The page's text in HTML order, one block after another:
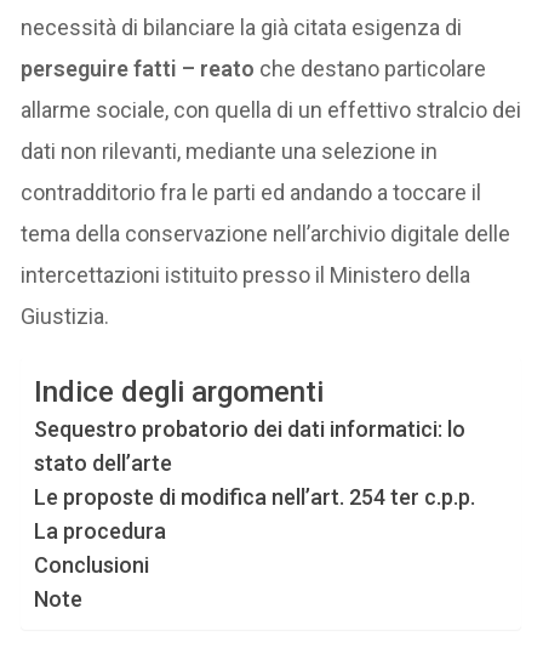
necessità di bilanciare la già citata esigenza di
perseguire fatti – reato che destano particolare
allarme sociale, con quella di un effettivo stralcio dei
dati non rilevanti, mediante una selezione in
contradditorio fra le parti ed andando a toccare il
tema della conservazione nell’archivio digitale delle
intercettazioni istituito presso il Ministero della
Giustizia.
Indice degli argomenti
Sequestro probatorio dei dati informatici: lo
stato dell’arte
Le proposte di modifica nell’art. 254 ter c.p.p.
La procedura
Conclusioni
Note